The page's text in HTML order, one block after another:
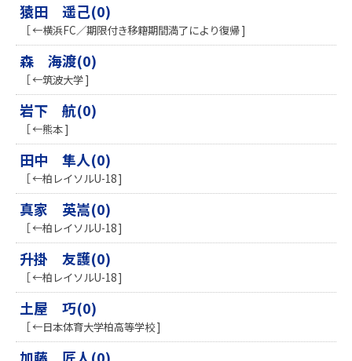
猿田 遥己(0)
［ ←横浜FC／期限付き移籍期間満了により復帰 ]
森 海渡(0)
［ ←筑波大学 ]
岩下 航(0)
［ ←熊本 ]
田中 隼人(0)
［ ←柏レイソルU-18 ]
真家 英嵩(0)
［ ←柏レイソルU-18 ]
升掛 友護(0)
［ ←柏レイソルU-18 ]
土屋 巧(0)
［ ←日本体育大学柏高等学校 ]